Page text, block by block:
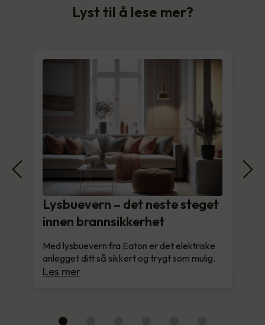
Lyst til å lese mer?
Lysbuevern – det neste steget
innen brannsikkerhet
Med lysbuevern fra Eaton er det elektriske
anlegget ditt så sikkert og trygt som mulig.
Les mer